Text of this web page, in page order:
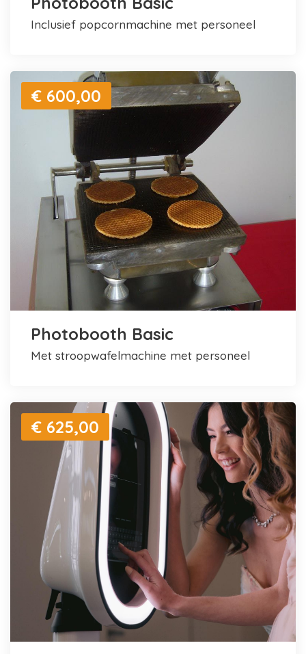
inclusief popcornmachine met personeel
€ 600,00
Photobooth Basic
met stroopwafelmachine met personeel
€ 625,00